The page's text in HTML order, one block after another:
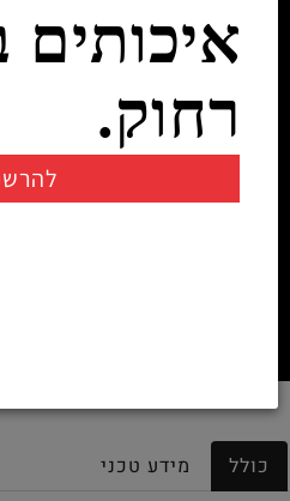
כולל
מידע טכני
רחוק.